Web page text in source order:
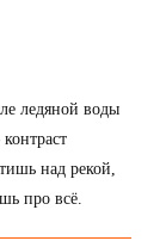
ледяной воды
над рекой,
про всё.